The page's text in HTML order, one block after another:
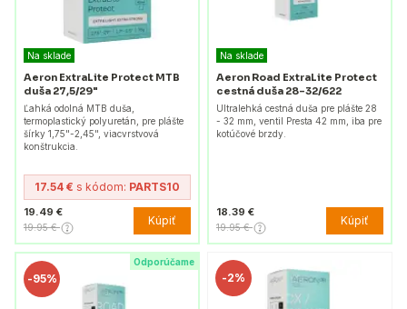
Na sklade
Aeron ExtraLite Protect MTB
duša 27,5/29"
Ľahká odolná MTB duša,
termoplastický polyuretán, pre plášte
šírky 1,75"-2,45", viacvrstvová
konštrukcia.
17.54 € s kódom: PARTS10
19.49 €
19.95 € Kúpiť
Na sklade
Aeron Road ExtraLite Protect
cestná duša 28-32/622
Ultralehká cestná duša pre plášte 28
- 32 mm, ventil Presta 42 mm, iba pre
kotúčové brzdy.
18.39 €
19.95 € Kúpiť
Odporúčame
-95% -2%